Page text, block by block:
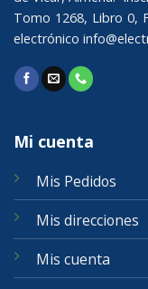
Tomo 1268, Libro 0,
electrónico
Mi cuenta
Mis Pedidos
Mis direcciones
Mis cuenta